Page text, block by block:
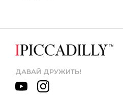
ДАВАЙ ДРУЖИТЬ!